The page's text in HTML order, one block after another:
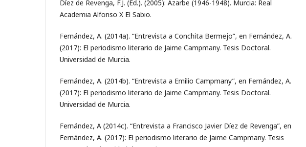
Díez de Revenga, F.J. (Ed.). (2005): Azarbe (1946-1948). Murcia: Real
Academia Alfonso X El Sabio.
Fernández, A. (2014a). “Entrevista a Conchita Bermejo”, en Fernández, A.
(2017): El periodismo literario de Jaime Campmany. Tesis Doctoral.
Universidad de Murcia.
Fernández, A. (2014b). “Entrevista a Emilio Campmany”, en Fernández, A.
(2017): El periodismo literario de Jaime Campmany. Tesis Doctoral.
Universidad de Murcia.
Fernández, A (2014c). “Entrevista a Francisco Javier Díez de Revenga”, en
Fernández, A. (2017): El periodismo literario de Jaime Campmany. Tesis